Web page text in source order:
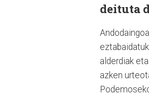
deituta
alderdiak
azken